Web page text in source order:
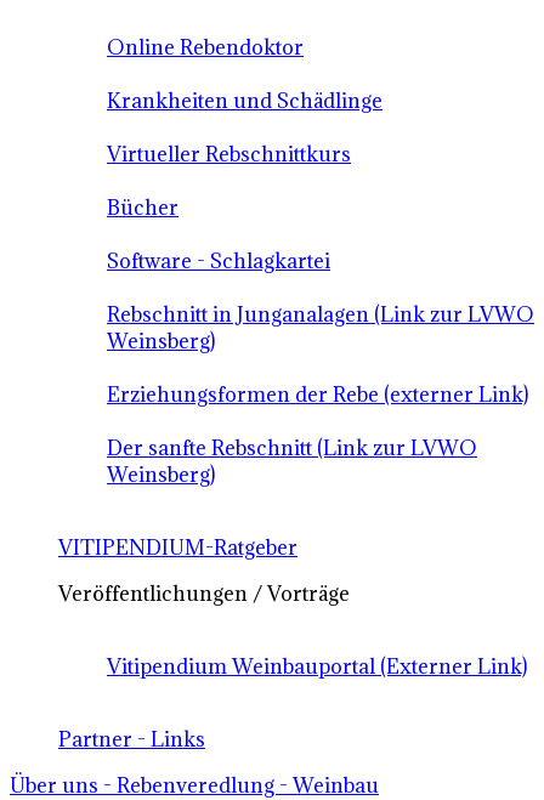
Online Rebendoktor
Krankheiten und Schädlinge
Virtueller Rebschnittkurs
Bücher
Software - Schlagkartei
Rebschnitt in Junganalagen (Link zur LVWO
Weinsberg)
Erziehungsformen der Rebe (externer Link)
Der sanfte Rebschnitt (Link zur LVWO
Weinsberg)
VITIPENDIUM-Ratgeber
Veröffentlichungen / Vorträge
Vitipendium Weinbauportal (Externer Link)
Partner - Links
Über uns - Rebenveredlung - Weinbau